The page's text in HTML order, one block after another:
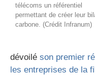
télécoms un référentiel
permettant de créer leur
carbone. (Crédit Infranum)
dévoilé son premier
les entreprises de la